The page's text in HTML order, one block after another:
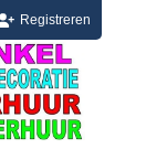
Registreren